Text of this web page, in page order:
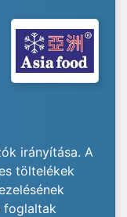
irányítása. A
töltelékek
foglaltak